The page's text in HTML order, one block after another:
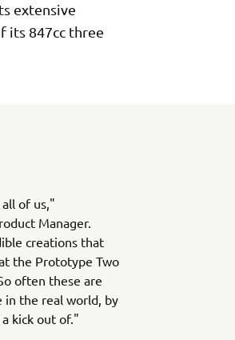
extensive
its 847cc three
of us,"
Manager.
creations that
the Prototype Two
often these are
in the real world, by
kick out of."